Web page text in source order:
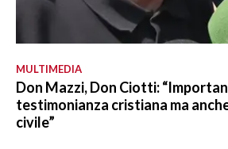
MULTIMEDIA
Don Mazzi, Don Ciotti:
testimonianza cristiana ma
civile”